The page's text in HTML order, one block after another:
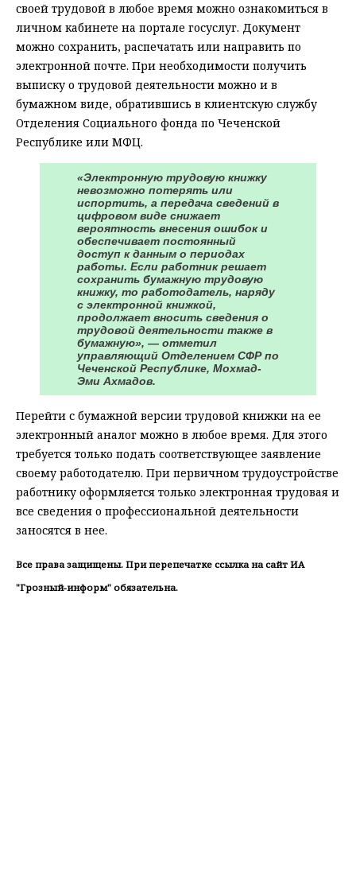
своей трудовой в любое время можно ознакомиться в
личном кабинете на портале госуслуг. Документ
можно сохранить, распечатать или направить по
электронной почте. При необходимости получить
выписку о трудовой деятельности можно и в
бумажном виде, обратившись в клиентскую службу
Отделения Социального фонда по Чеченской
Республике или МФЦ.
«Электронную трудовую книжку
невозможно потерять или
испортить, а передача сведений в
цифровом виде снижает
вероятность внесения ошибок и
обеспечивает постоянный
доступ к данным о периодах
работы. Если работник решает
сохранить бумажную трудовую
книжку, то работодатель, наряду
с электронной книжкой,
продолжает вносить сведения о
трудовой деятельности также в
бумажную», — отметил
управляющий Отделением СФР по
Чеченской Республике, Мохмад-
Эми Ахмадов.
Перейти с бумажной версии трудовой книжки на ее
электронный аналог можно в любое время. Для этого
требуется только подать соответствующее заявление
своему работодателю. При первичном трудоустройстве
работнику оформляется только электронная трудовая и
все сведения о профессиональной деятельности
заносятся в нее.
Все права защищены. При перепечатке ссылка на сайт ИА
"Грозный-информ" обязательна.